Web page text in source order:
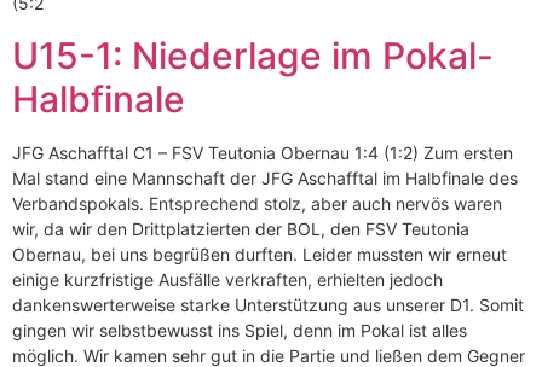
U15-1: Niederlage im Pokal-
Halbfinale
JFG Aschafftal C1 – FSV Teutonia Obernau 1:4 (1:2) Zum ersten
Mal stand eine Mannschaft der JFG Aschafftal im Halbfinale des
Verbandspokals. Entsprechend stolz, aber auch nervös waren
wir, da wir den Drittplatzierten der BOL, den FSV Teutonia
Obernau, bei uns begrüßen durften. Leider mussten wir erneut
einige kurzfristige Ausfälle verkraften, erhielten jedoch
dankenswerterweise starke Unterstützung aus unserer D1. Somit
gingen wir selbstbewusst ins Spiel, denn im Pokal ist alles
möglich. Wir kamen sehr gut in die Partie und ließen dem Gegner